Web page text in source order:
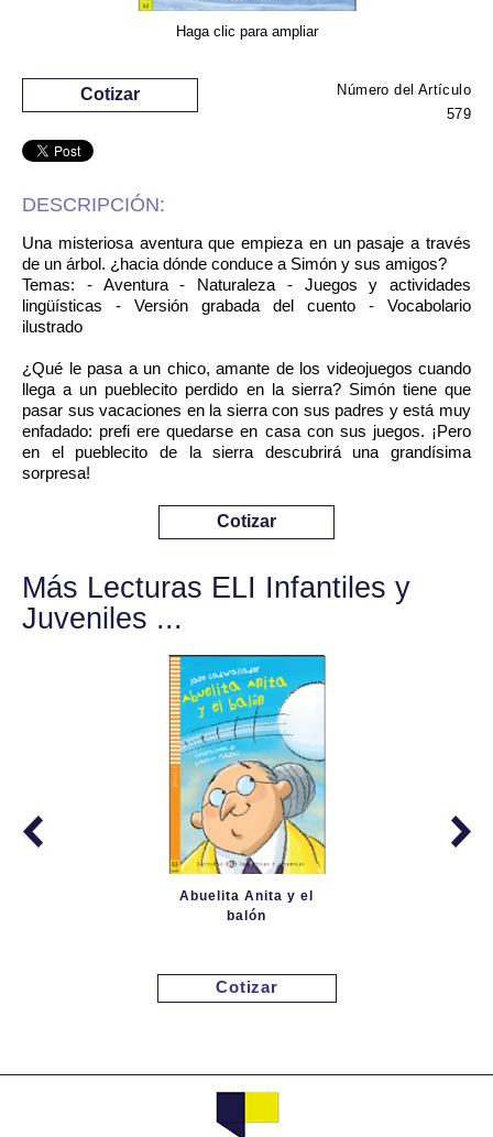
Haga clic para ampliar
Número del Artículo
579
Cotizar
DESCRIPCIÓN:
Una misteriosa aventura que empieza en un pasaje a través
de un árbol. ¿hacia dónde conduce a Simón y sus amigos?
Temas: - Aventura - Naturaleza - Juegos y actividades
lingüísticas - Versión grabada del cuento - Vocabolario
ilustrado
¿Qué le pasa a un chico, amante de los videojuegos cuando
llega a un pueblecito perdido en la sierra? Simón tiene que
pasar sus vacaciones en la sierra con sus padres y está muy
enfadado: prefi ere quedarse en casa con sus juegos. ¡Pero
en el pueblecito de la sierra descubrirá una grandísima
sorpresa!
Cotizar
Más Lecturas ELI Infantiles y
Juveniles ...
Abuelita Anita y el
balón
Cotizar